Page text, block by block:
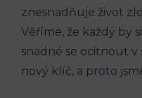
znesnadňuje život
Věříme, ‌že každý ⁢by‍
snadné se ocitnout v
nový klíč, a proto